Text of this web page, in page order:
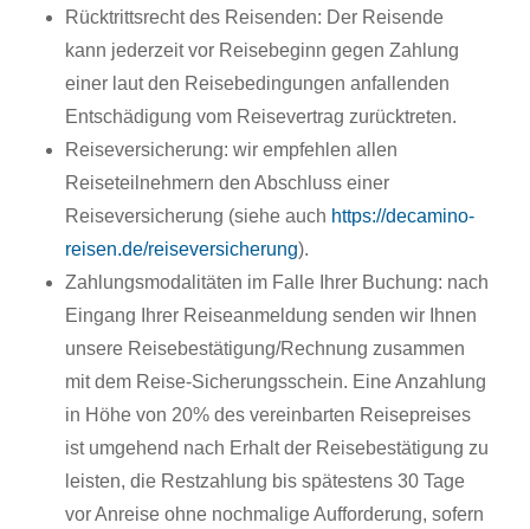
Rücktrittsrecht des Reisenden: Der Reisende
kann jederzeit vor Reisebeginn gegen Zahlung
einer laut den Reisebedingungen anfallenden
Entschädigung vom Reisevertrag zurücktreten.
Reiseversicherung: wir empfehlen allen
Reiseteilnehmern den Abschluss einer
Reiseversicherung (siehe auch https://decamino-
reisen.de/reiseversicherung).
Zahlungsmodalitäten im Falle Ihrer Buchung: nach
Eingang Ihrer Reiseanmeldung senden wir Ihnen
unsere Reisebestätigung/Rechnung zusammen
mit dem Reise-Sicherungsschein. Eine Anzahlung
in Höhe von 20% des vereinbarten Reisepreises
ist umgehend nach Erhalt der Reisebestätigung zu
leisten, die Restzahlung bis spätestens 30 Tage
vor Anreise ohne nochmalige Aufforderung, sofern